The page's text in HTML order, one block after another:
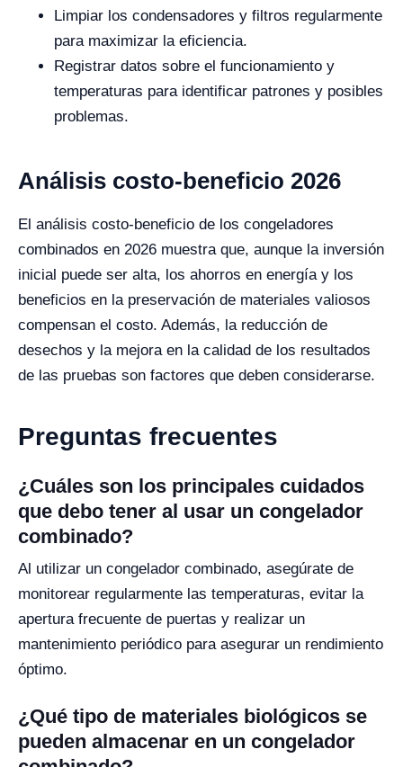
Limpiar los condensadores y filtros regularmente
para maximizar la eficiencia.
Registrar datos sobre el funcionamiento y
temperaturas para identificar patrones y posibles
problemas.
Análisis costo-beneficio 2026
El análisis costo-beneficio de los congeladores
combinados en 2026 muestra que, aunque la inversión
inicial puede ser alta, los ahorros en energía y los
beneficios en la preservación de materiales valiosos
compensan el costo. Además, la reducción de
desechos y la mejora en la calidad de los resultados
de las pruebas son factores que deben considerarse.
Preguntas frecuentes
¿Cuáles son los principales cuidados
que debo tener al usar un congelador
combinado?
Al utilizar un congelador combinado, asegúrate de
monitorear regularmente las temperaturas, evitar la
apertura frecuente de puertas y realizar un
mantenimiento periódico para asegurar un rendimiento
óptimo.
¿Qué tipo de materiales biológicos se
pueden almacenar en un congelador